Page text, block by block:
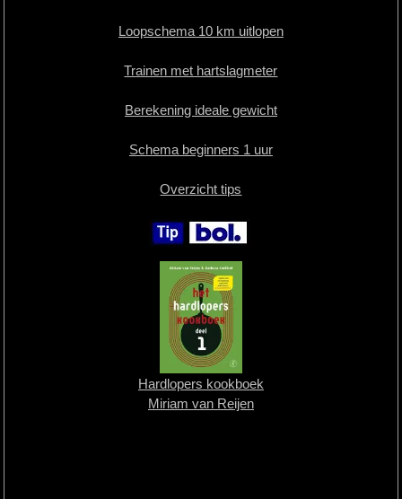
Loopschema 10 km uitlopen
Trainen met hartslagmeter
Berekening ideale gewicht
Schema beginners 1 uur
Overzicht tips
Hardlopers kookboek
Miriam van Reijen